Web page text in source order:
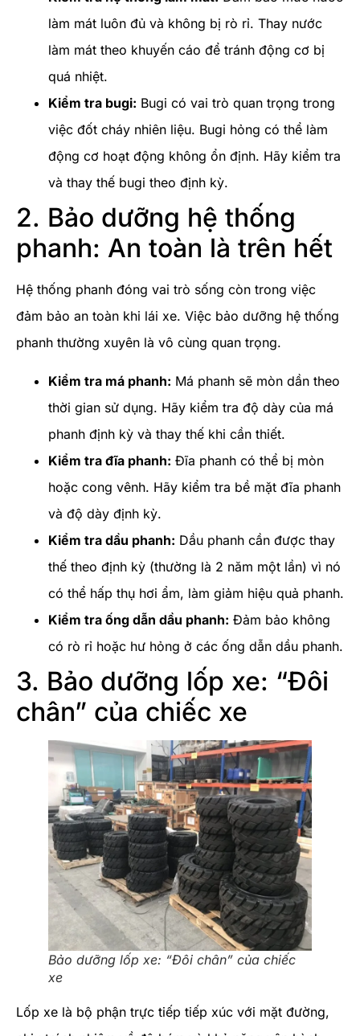
làm mát luôn đủ và không bị rò rỉ. Thay nước
làm mát theo khuyến cáo để tránh động cơ bị
quá nhiệt.
Kiểm tra bugi: Bugi có vai trò quan trọng trong
việc đốt cháy nhiên liệu. Bugi hỏng có thể làm
động cơ hoạt động không ổn định. Hãy kiểm tra
và thay thế bugi theo định kỳ.
2. Bảo dưỡng hệ thống
phanh: An toàn là trên hết
Hệ thống phanh đóng vai trò sống còn trong việc
đảm bảo an toàn khi lái xe. Việc bảo dưỡng hệ thống
phanh thường xuyên là vô cùng quan trọng.
Kiểm tra má phanh: Má phanh sẽ mòn dần theo
thời gian sử dụng. Hãy kiểm tra độ dày của má
phanh định kỳ và thay thế khi cần thiết.
Kiểm tra đĩa phanh: Đĩa phanh có thể bị mòn
hoặc cong vênh. Hãy kiểm tra bề mặt đĩa phanh
và độ dày định kỳ.
Kiểm tra dầu phanh: Dầu phanh cần được thay
thế theo định kỳ (thường là 2 năm một lần) vì nó
có thể hấp thụ hơi ẩm, làm giảm hiệu quả phanh.
Kiểm tra ống dẫn dầu phanh: Đảm bảo không
có rò rỉ hoặc hư hỏng ở các ống dẫn dầu phanh.
3. Bảo dưỡng lốp xe: “Đôi
chân” của chiếc xe
Bảo dưỡng lốp xe: “Đôi chân” của chiếc
xe
Lốp xe là bộ phận trực tiếp tiếp xúc với mặt đường,